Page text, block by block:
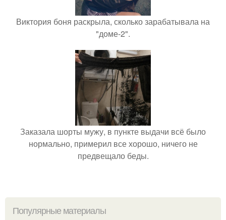
Виктория боня раскрыла, сколько зарабатывала на
"доме-2".
Заказала шорты мужу, в пункте выдачи всё было
нормально, примерил все хорошо, ничего не
предвещало беды.
Популярные материалы